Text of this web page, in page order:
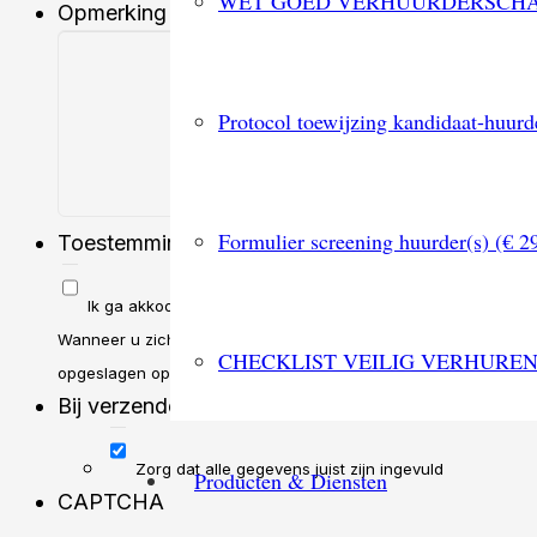
Protocol toewijzing kandidaat-
Formulier screening huurder(s) (€
CHECKLIST VEILIG VERHUREN
Producten & Diensten
Opmerking
Toestemming *
Ik ga akkoord met het privacybeleid.
Wanneer u zich aanmeldt voor een van onze diensten
opgeslagen op eigen beveiligde servers van Huizenbalie.nl of
Bij verzenden krijgt u een mail met een link
Zorg dat alle gegevens juist zijn ingevuld
CAPTCHA